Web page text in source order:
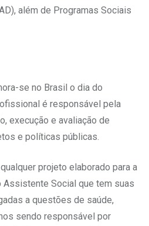
além de Programas Sociais
se no Brasil o dia do
é responsável pela
execução e avaliação de
e políticas públicas.
projeto elaborado para a
Social que tem suas
a questões de saúde,
sendo responsável por